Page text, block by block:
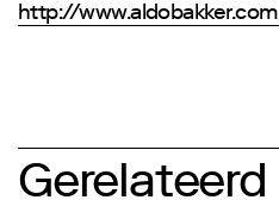
http://www.aldobakker.com
Gerelateerd